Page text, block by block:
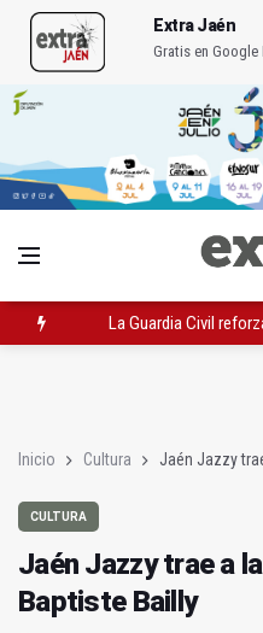
Extra Jaén
Gratis en Google
La Guardia Civil
Inicio Cultura Jaén Jazzy
CULTURA
Jaén Jazzy trae a
Baptiste Bailly